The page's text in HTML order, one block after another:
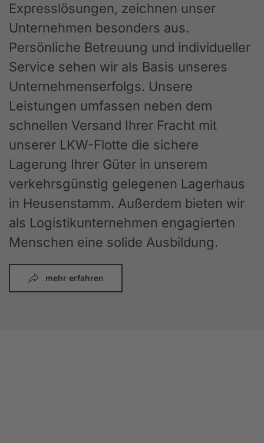
Expresslösungen, zeichnen unser
Unternehmen besonders aus.
Persönliche Betreuung und individueller
Service sehen wir als Basis unseres
Unternehmenserfolgs. Unsere
Leistungen umfassen neben dem
schnellen Versand Ihrer Fracht mit
unserer LKW-Flotte die sichere
Lagerung Ihrer Güter in unserem
verkehrsgünstig gelegenen Lagerhaus
in Heusenstamm. Außerdem bieten wir
als Logistikunternehmen engagierten
Menschen eine solide Ausbildung.
mehr erfahren